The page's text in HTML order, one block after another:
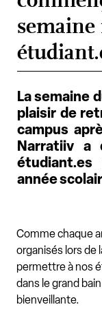
La semaine
plaisir de
campus
Narratiiv a
année
Comme chaque
organisés lors de
permettre à nos
dans le grand
bienveillante.